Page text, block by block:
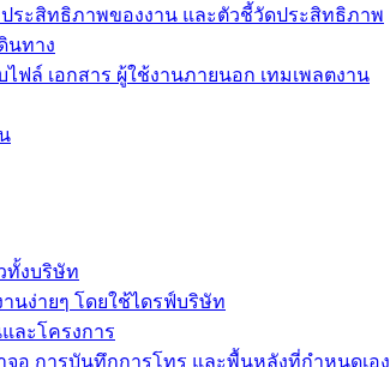
ระสิทธิภาพของงาน และตัวชี้วัดประสิทธิภาพ
นทาง
ฟล์ เอกสาร ผู้ใช้งานภายนอก เทมเพลตงาน
ทั้งบริษัท
นง่ายๆ โดยใช้ไดรฟ์บริษัท
ละโครงการ
อ การบันทึกการโทร และพื้นหลังที่กำหนดเอง